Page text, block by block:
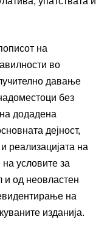
на
во
давање
без
додадена
дејност,
реализацијата на
условите за
и од неовластен
на
изданија.